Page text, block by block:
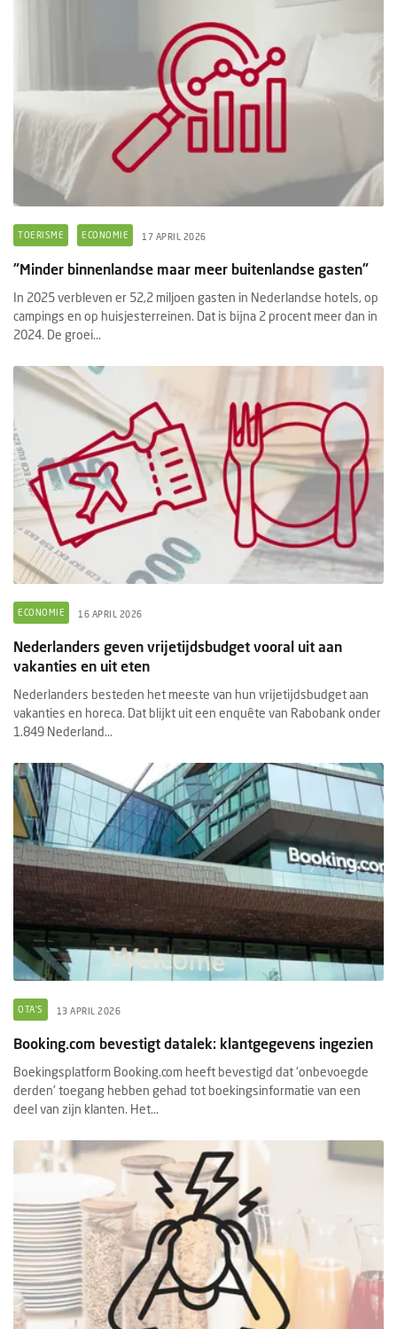
TOERISME ECONOMIE 17 APRIL 2026
"Minder binnenlandse maar meer buitenlandse gasten"
In 2025 verbleven er 52,2 miljoen gasten in Nederlandse hotels, op
campings en op huisjesterreinen. Dat is bijna 2 procent meer dan in
2024. De groei...
ECONOMIE 16 APRIL 2026
Nederlanders geven vrijetijdsbudget vooral uit aan
vakanties en uit eten
Nederlanders besteden het meeste van hun vrijetijdsbudget aan
vakanties en horeca. Dat blijkt uit een enquête van Rabobank onder
1.849 Nederland...
OTA'S 13 APRIL 2026
Booking.com bevestigt datalek: klantgegevens ingezien
Boekingsplatform Booking.com heeft bevestigd dat 'onbevoegde
derden' toegang hebben gehad tot boekingsinformatie van een
deel van zijn klanten. Het...